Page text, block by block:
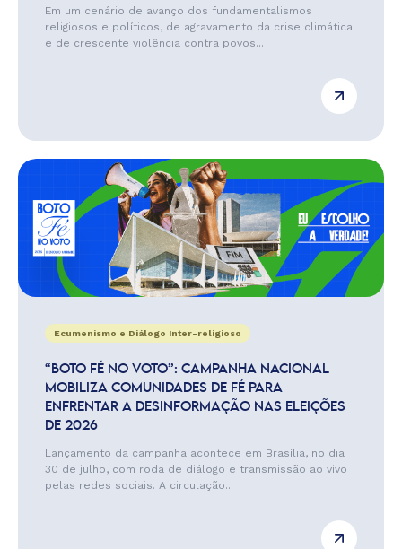
Em um cenário de avanço dos fundamentalismos
religiosos e políticos, de agravamento da crise climática
e de crescente violência contra povos...
Ecumenismo e Diálogo Inter-religioso
“BOTO FÉ NO VOTO”: CAMPANHA NACIONAL
MOBILIZA COMUNIDADES DE FÉ PARA
ENFRENTAR A DESINFORMAÇÃO NAS ELEIÇÕES
DE 2026
Lançamento da campanha acontece em Brasília, no dia
30 de julho, com roda de diálogo e transmissão ao vivo
pelas redes sociais. A circulação...